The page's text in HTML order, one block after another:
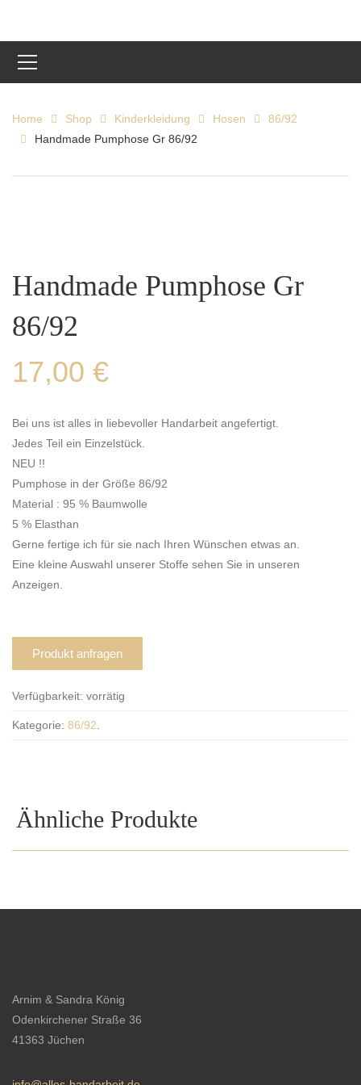
Home Shop Kinderkleidung Hosen
86/92
Handmade Pumphose Gr 86/92
Handmade Pumphose Gr
86/92
17,00 €
Bei uns ist alles in liebevoller Handarbeit angefertigt.
Jedes Teil ein Einzelstück.
NEU !!
Pumphose in der Größe 86/92
Material : 95 % Baumwolle
5 % Elasthan
Gerne fertige ich für sie nach Ihren Wünschen etwas an.
Eine kleine Auswahl unserer Stoffe sehen Sie in unseren
Anzeigen.
Produkt anfragen
Verfügbarkeit: vorrätig
Kategorie: 86/92
Ähnliche Produkte
Arnim & Sandra König
Odenkirchener Straße 36
41363 Jüchen